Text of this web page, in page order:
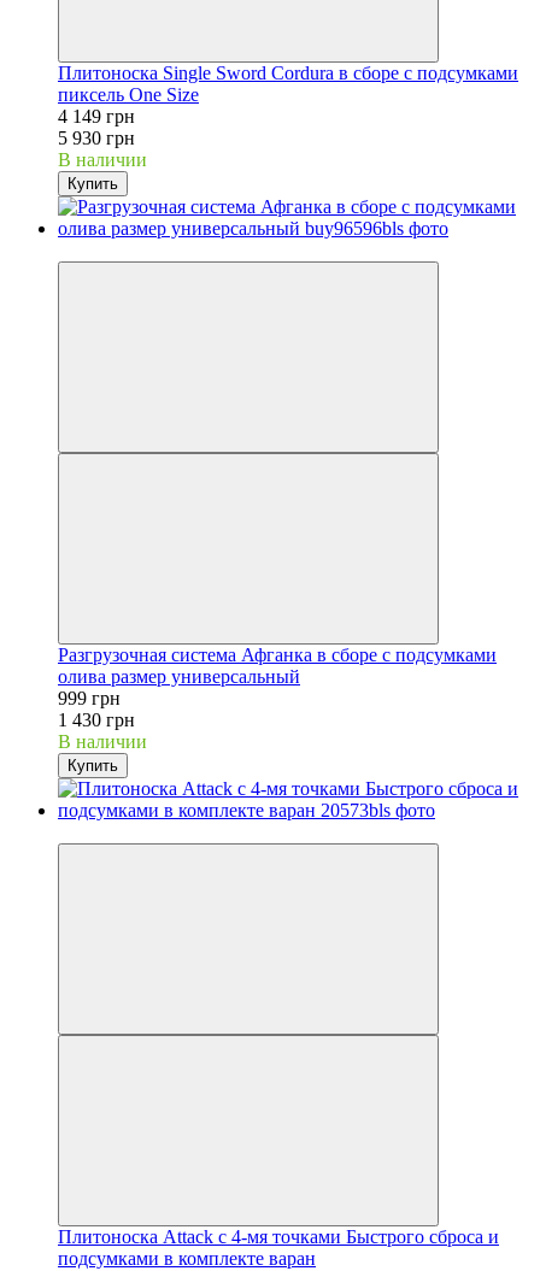
Плитоноска Single Sword Cordura в сборе с подсумками
пиксель One Size
4 149 грн
5 930 грн
В наличии
Купить
Разгрузочная система Афганка в сборе с подсумками
олива размер универсальный
999 грн
1 430 грн
В наличии
Купить
Плитоноска Attack с 4-мя точками Быстрого сброса и
подсумками в комплекте варан